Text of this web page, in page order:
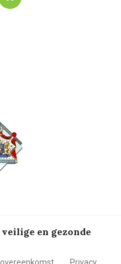
en gezonde